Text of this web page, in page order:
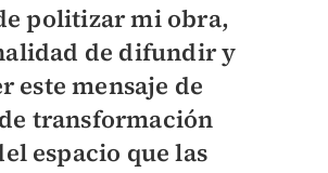
politizar mi obra,
de difundir y
este mensaje de
transformación
espacio que las